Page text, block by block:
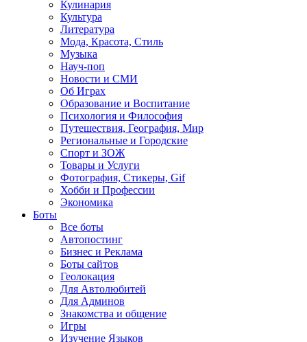
Кулинария
Культура
Литература
Мода, Красота, Стиль
Музыка
Науч-поп
Новости и СМИ
Об Играх
Образование и Воспитание
Психология и Философия
Путешествия, География, Мир
Региональные и Городские
Спорт и ЗОЖ
Товары и Услуги
Фотография, Стикеры, Gif
Хобби и Профессии
Экономика
Боты
Все боты
Автопостинг
Бизнес и Реклама
Боты сайтов
Геолокация
Для Автолюбитей
Для Админов
Знакомства и общение
Игры
Изучение Языков